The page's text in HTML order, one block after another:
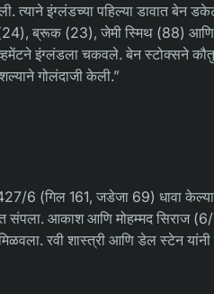
त्याने इंग्लंडच्या पहिल्या डावात
ब्रूक (23), जेमी स्मिथ (88) आणि
इंग्लंडला चकवले. बेन स्टोक्सने
गोलंदाजी केली.”
6 (गिल 161, जडेजा 69) धावा
आकाश आणि मोहम्मद सिराज (6/
रवी शास्त्री आणि डेल स्टेन यांनी